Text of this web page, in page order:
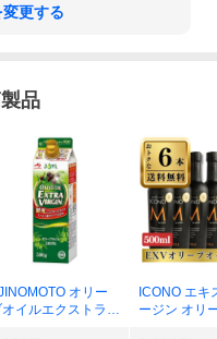
更する
品
オリー
オイルエクストラバ
ICONO エキ
ージン オリ